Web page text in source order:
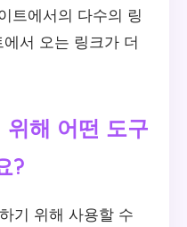
트에서의 다수의 링
서 오는 링크가 더
위해 어떤 도구
?
기 위해 사용할 수